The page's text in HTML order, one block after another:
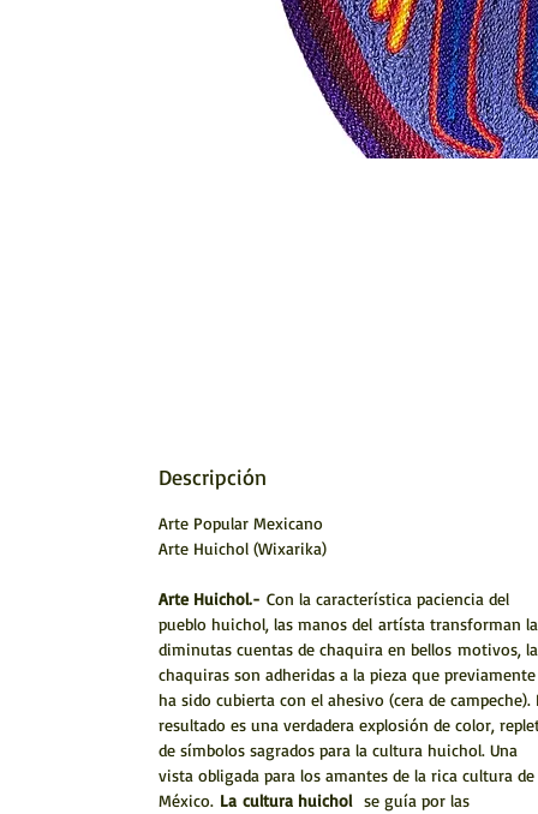
Descripción
Arte Popular Mexicano
Arte Huichol (Wixarika)
Arte Huichol.- Con la característica paciencia del
pueblo huichol, las manos del artísta transforman
diminutas cuentas de chaquira en bellos motivos,
chaquiras son adheridas a la pieza que previamente
ha sido cubierta con el ahesivo (cera de campeche).
resultado es una verdadera explosión de color,
de símbolos sagrados para la cultura huichol. Una
vista obligada para los amantes de la rica cultura de
México. La cultura huichol se guía por las